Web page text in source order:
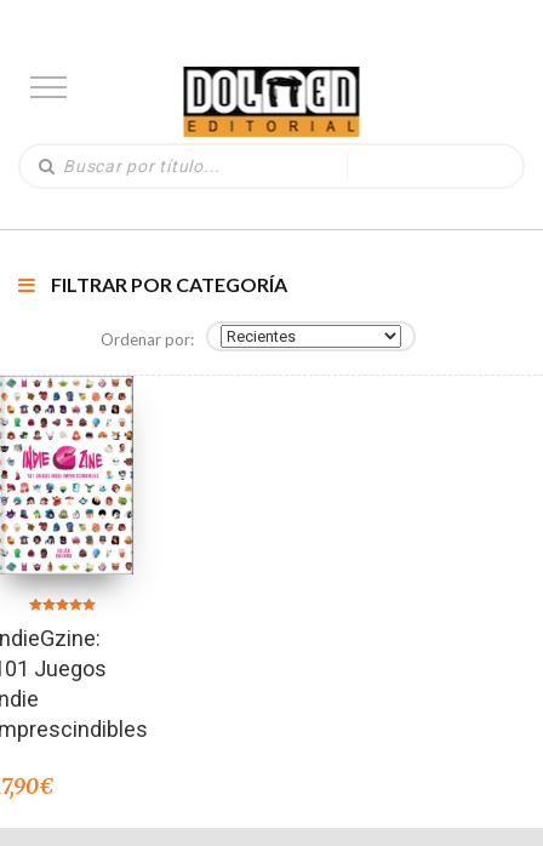
FILTRAR POR CATEGORÍA
Ordenar por:
5.00
de 5
Juegos
€